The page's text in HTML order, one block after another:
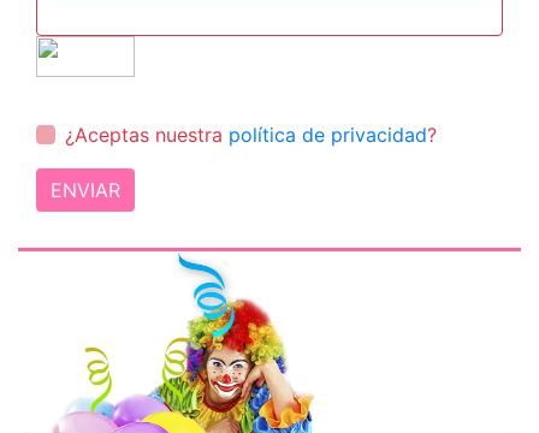
¿Aceptas nuestra política de privacidad?
ENVIAR